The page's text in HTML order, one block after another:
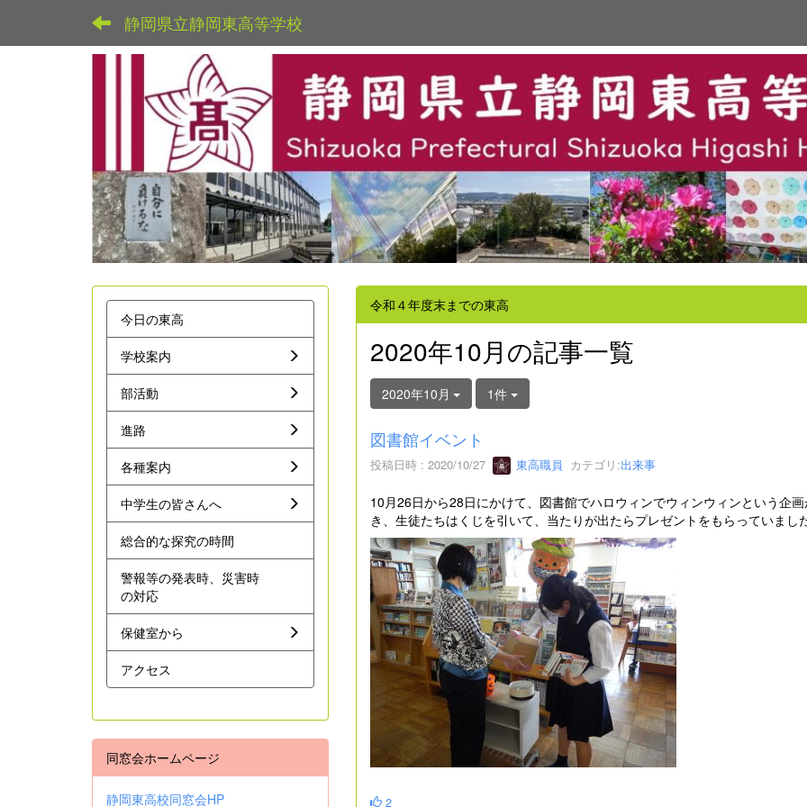
静岡県立静岡東高等学校
令和４年度末までの東高
2020年10月の記事一覧
2020年10月 1件
図書館イベント
投稿日時 : 2020/10/27 東高職員 カテゴリ:出来事
10月26日から28日にかけて、図書館でハロウィンでウィンウィンという企
き、生徒たちはくじを引いて、当たりが出たらプレゼントをもらっていまし
2
今日の東高
学校案内
部活動
進路
各種案内
中学生の皆さんへ
総合的な探究の時間
警報等の発表時、災害時
の対応
保健室から
アクセス
同窓会ホームページ
静岡東高校同窓会HP